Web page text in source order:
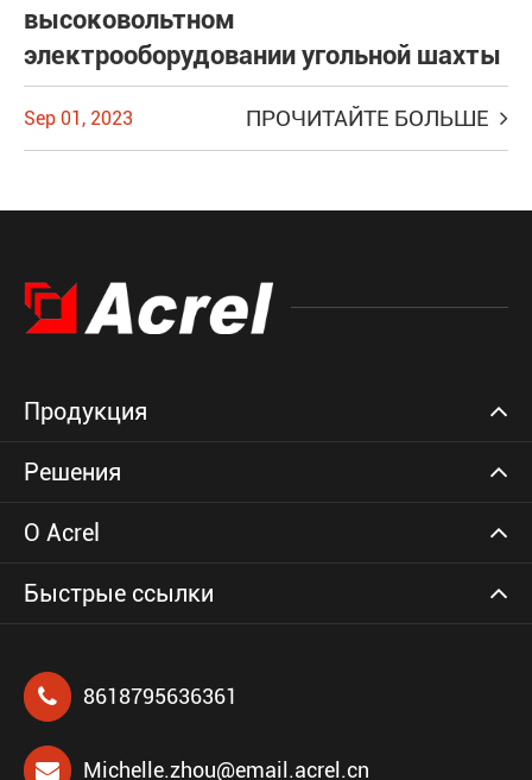
высоковольтном
электрооборудовании угольной шахты
Sep 01, 2023 ПРОЧИТАЙТЕ БОЛЬШЕ
Продукция
Решения
О Acrel
Быстрые ссылки
8618795636361
Michelle.zhou@email.acrel.cn